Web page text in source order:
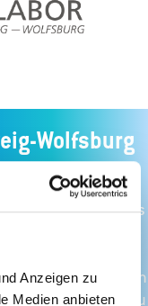
Anzeigen zu
Medien anbieten
Wolfsburg
praxisnahen Bedarfs
City innerhalb der
Smart Construction
Aufbau